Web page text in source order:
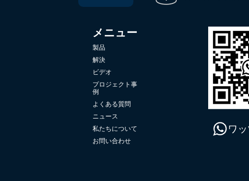
メニュー
製品
解決
ビデオ
プロジェクト事
例
よくある質問
ニュース
私たちについて
お問い合わせ
ワ